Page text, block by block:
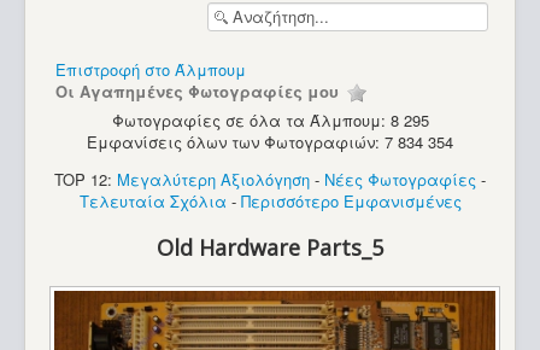
Επιστροφή στο Άλμπουμ
Οι Αγαπημένες Φωτογραφίες μου
Φωτογραφίες σε όλα τα Άλμπουμ: 8 295
Εμφανίσεις όλων των Φωτογραφιών: 7 834 354
TOP 12: Μεγαλύτερη Αξιολόγηση - Νέες Φωτογραφίες -
Τελευταία Σχόλια - Περισσότερο Εμφανισμένες
Old Hardware Parts_5